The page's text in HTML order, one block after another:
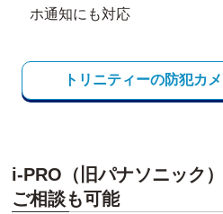
ホ通知にも対応
トリニティーの防犯カ
i-PRO（旧パナソニック
ご相談も可能